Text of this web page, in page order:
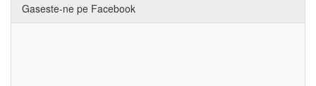
Gaseste-ne pe Facebook